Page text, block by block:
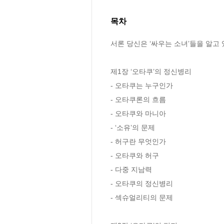
목차
서론 당신은 ‘싸우는 소녀’들을 알고
제1장 ‘오타쿠’의 정신병리
- 오타쿠는 누구인가
- 오타쿠론의 흐름
- 오타쿠와 마니아
- ‘소유’의 문제
- 허구란 무엇인가
- 오타쿠와 허구
- 다중 지남력
- 오타쿠의 정신병리
- 섹슈얼리티의 문제